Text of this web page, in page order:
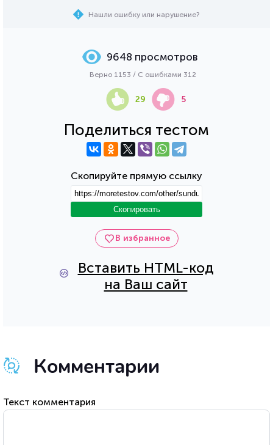
Нашли ошибку или нарушение?
В избранное
Вставить HTML-код
на Ваш сайт
Поделиться тестом
Скопируйте прямую ссылку
Скопировать
9648 просмотров
Верно 1153 / С ошибками 312
29 5
Комментарии
Текст комментария